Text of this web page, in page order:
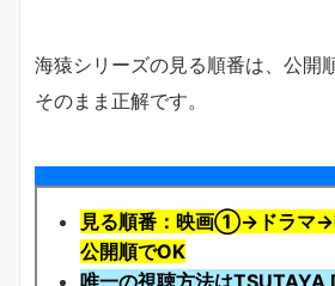
海猿シリーズの見る順番は、公開
そのまま正解です。
見る順番：映画①→ドラ
公開順でOK
唯一の視聴方法はTSUTAYA